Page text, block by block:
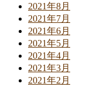
2021年8月
2021年7月
2021年6月
2021年5月
2021年4月
2021年3月
2021年2月